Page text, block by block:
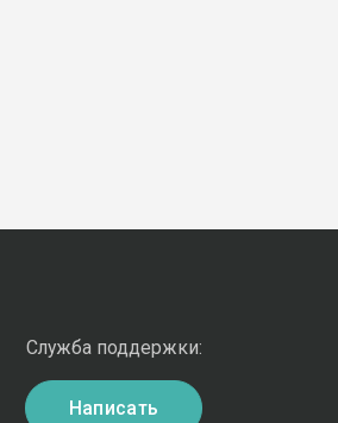
Служба поддержки:
Написать